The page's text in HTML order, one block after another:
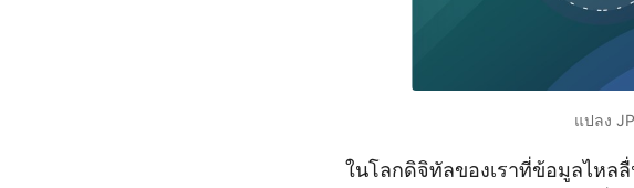
แปลง
ในโลกดิจิทัลของเราที่ข้อมูลไหล